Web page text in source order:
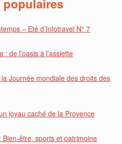
– Eté d’Infotravel N° 7
: de l’oasis à l’assiette
la Journée mondiale des droits des
joyau caché de la Provence
Bien-être, sports et patrimoine